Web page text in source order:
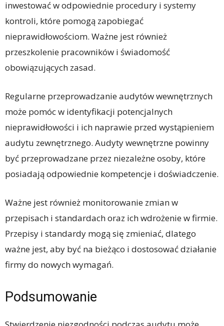
inwestować w odpowiednie procedury i systemy
kontroli, które pomogą zapobiegać
nieprawidłowościom. Ważne jest również
przeszkolenie pracowników i świadomość
obowiązujących zasad.
Regularne przeprowadzanie audytów wewnętrznych
może pomóc w identyfikacji potencjalnych
nieprawidłowości i ich naprawie przed wystąpieniem
audytu zewnętrznego. Audyty wewnętrzne powinny
być przeprowadzane przez niezależne osoby, które
posiadają odpowiednie kompetencje i doświadczenie.
Ważne jest również monitorowanie zmian w
przepisach i standardach oraz ich wdrożenie w firmie.
Przepisy i standardy mogą się zmieniać, dlatego
ważne jest, aby być na bieżąco i dostosować działanie
firmy do nowych wymagań.
Podsumowanie